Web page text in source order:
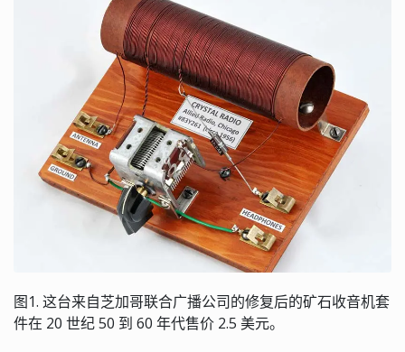
图1. 这台来自芝加哥联合广播公司的修复后的矿石收音机套
件在 20 世纪 50 到 60 年代售价 2.5 美元。